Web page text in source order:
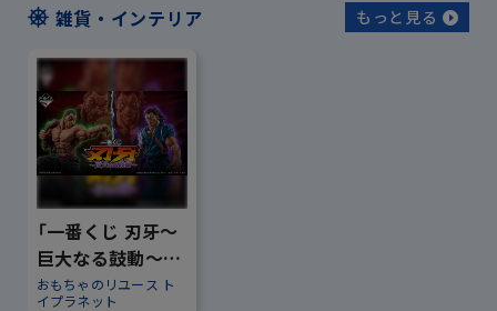
雑貨・インテリア もっと見る
「一番くじ 刃牙～
巨大なる鼓動～」
のご案内
おもちゃのリユース ト
イプラネット